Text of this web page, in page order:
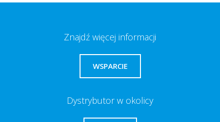
Znajdź więcej informacji
WSPARCIE
Dystrybutor w okolicy